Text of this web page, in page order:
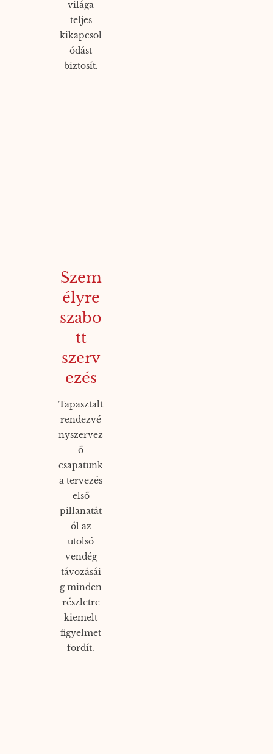
világa
teljes
kikapcsol
ódást
biztosít.
Szem
élyre
szabo
tt
szerv
ezés
Tapasztalt
rendezvé
nyszervez
ő
csapatunk
a tervezés
első
pillanatát
ól az
utolsó
vendég
távozásái
g minden
részletre
kiemelt
figyelmet
fordít.